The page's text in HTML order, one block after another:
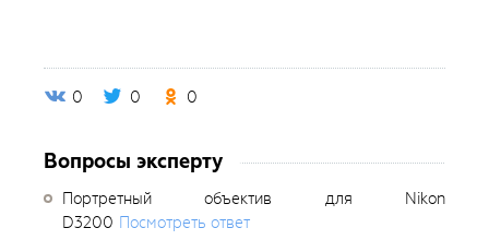
0 0 0
Вопросы эксперту
Портретный объектив для Nikon
D3200 Посмотреть ответ